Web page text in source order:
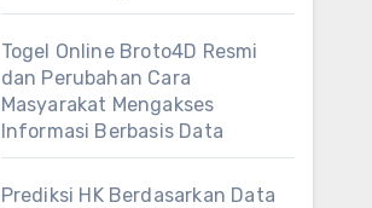
Togel Online Broto4D Resmi
dan Perubahan Cara
Masyarakat Mengakses
Informasi Berbasis Data
Prediksi HK Berdasarkan Data